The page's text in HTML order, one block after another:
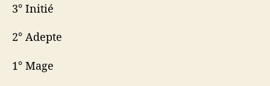
3° Initié
2° Adepte
1° Mage